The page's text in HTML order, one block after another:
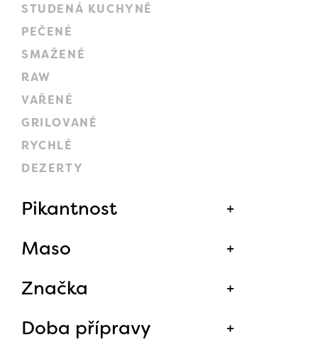
STUDENÁ KUCHYNĚ
PEČENÉ
SMAŽENÉ
RAW
VAŘENÉ
GRILOVANÉ
RYCHLÉ
DEZERTY
Pikantnost
Maso
Značka
Doba přípravy